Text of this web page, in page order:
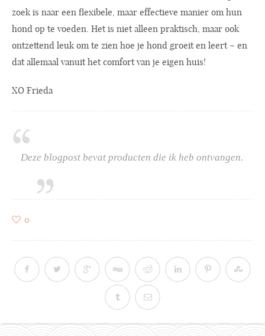
zoek is naar een flexibele, maar effectieve manier om hun
hond op te voeden. Het is niet alleen praktisch, maar ook
ontzettend leuk om te zien hoe je hond groeit en leert – en
dat allemaal vanuit het comfort van je eigen huis!
XO Frieda
Deze blogpost bevat producten die ik heb ontvangen.
0